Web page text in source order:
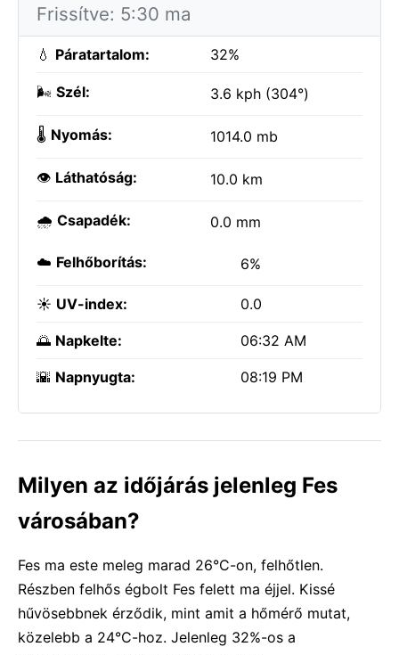
Frissítve: 5:30 ma
💧 Páratartalom: 32%
🌬️ Szél: 3.6 kph (304°)
🌡️ Nyomás: 1014.0 mb
👁️ Láthatóság: 10.0 km
🌧️ Csapadék: 0.0 mm
☁️ Felhőborítás: 6%
☀️ UV-index: 0.0
🌅 Napkelte: 06:32 AM
🌇 Napnyugta: 08:19 PM
Milyen az időjárás jelenleg Fes
városában?
Fes ma este meleg marad 26°C-on, felhőtlen.
Részben felhős égbolt Fes felett ma éjjel. Kissé
hűvösebbnek érződik, mint amit a hőmérő mutat,
közelebb a 24°C-hoz. Jelenleg 32%-os a